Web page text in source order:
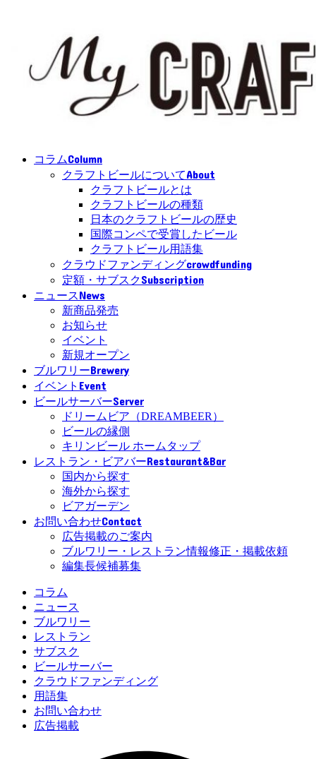
コラムColumn
クラフトビールについてAbout
クラフトビールとは
クラフトビールの種類
日本のクラフトビールの歴史
国際コンペで受賞したビール
クラフトビール用語集
クラウドファンディングcrowdfunding
定額・サブスクSubscription
ニュースNews
新商品発売
お知らせ
イベント
新規オープン
ブルワリーBrewery
イベント Event
ビールサーバーServer
ドリームビア（DREAMBEER）
ビールの縁側
キリンビール ホームタップ
レストラン・ビアバーRestaurant&Bar
国内から探す
海外から探す
ビアガーデン
お問い合わせContact
広告掲載のご案内
ブルワリー・レストラン情報修正・掲載依頼
編集長候補募集
コラム
ニュース
ブルワリー
レストラン
サブスク
ビールサーバー
クラウドファンディング
用語集
お問い合わせ
広告掲載